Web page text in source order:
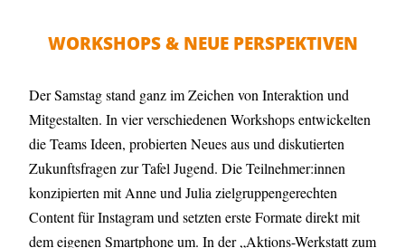
WORKSHOPS & NEUE PERSPEKTIVEN
Der Samstag stand ganz im Zeichen von Interaktion und
Mitgestalten. In vier verschiedenen Workshops entwickelten
die Teams Ideen, probierten Neues aus und diskutierten
Zukunftsfragen zur Tafel Jugend. Die Teilnehmer:innen
konzipierten mit Anne und Julia zielgruppengerechten
Content für Instagram und setzten erste Formate direkt mit
dem eigenen Smartphone um. In der „Aktions-Werkstatt zum